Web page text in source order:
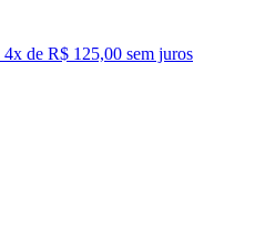
4x de R$ 125,00 sem juros